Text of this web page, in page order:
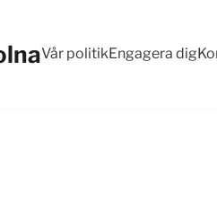
Vår politikEngagera dig